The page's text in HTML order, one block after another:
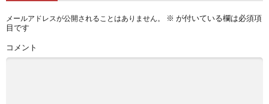
メールアドレスが公開されることはありません。 ※ が付いている欄は必須項
目です
コメント